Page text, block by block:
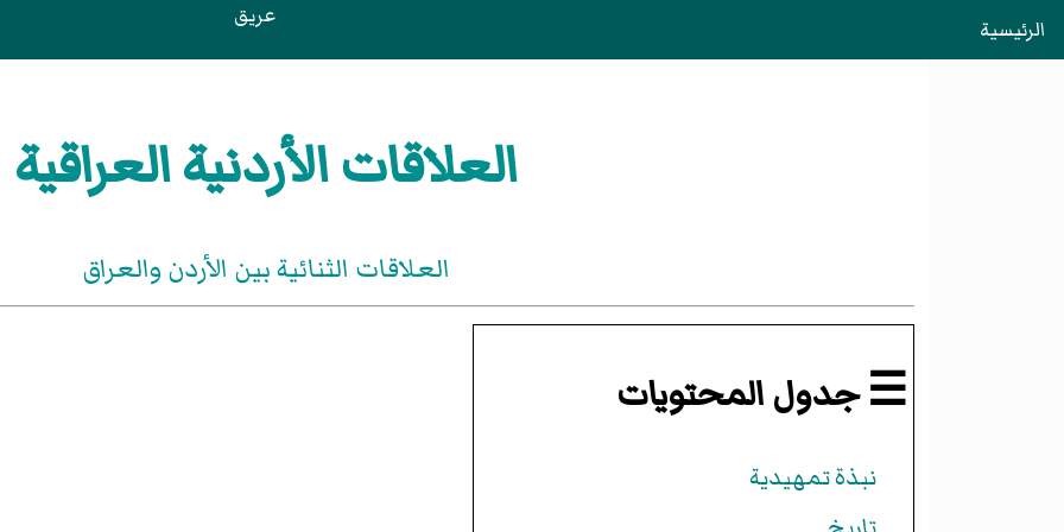
الرئيسية عريق
العلاقات الأردنية العراقية
العلاقات الثنائية بين الأردن والعراق
☰ جدول المحتويات
نبذة تمهيدية